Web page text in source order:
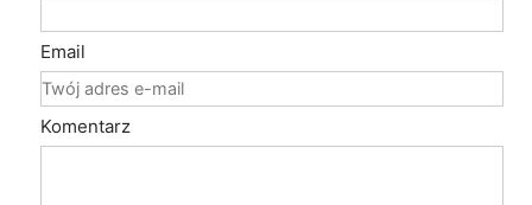
Email
Komentarz